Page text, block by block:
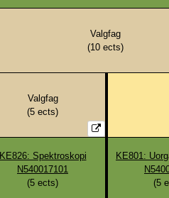
Valgfag
(10ects)
Valgfag
(5 ects)
KE826: Spektroskopi
N540017101
(5 ects)
KE801:
(5